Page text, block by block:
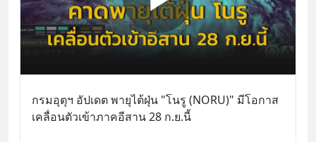
​กรมอุตุฯ อัปเดต พายุไต้ฝุ่น "โนรู (NORU)" มีโอกาส
เคลื่อนตัวเข้าภาคอีสาน 28 ก.ย.นี้